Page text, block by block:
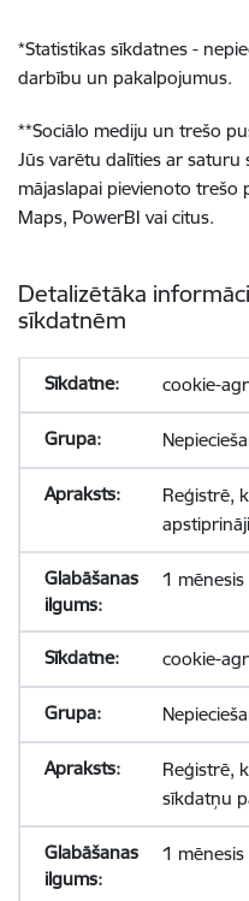
*Statistikas sīkdatnes -
darbību un pakalpojumus.
**Sociālo mediju un trešo
Jūs varētu dalīties ar saturu
mājaslapai pievienoto
Maps, PowerBI vai citus.
Detalizētāka
sīkdatnēm
cookie-
Reģistrē,
1 mēnesis
cookie-
Reģistrē,
sīkdatņu
1 mēnesis